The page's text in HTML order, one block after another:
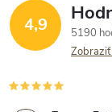
4,9
5190